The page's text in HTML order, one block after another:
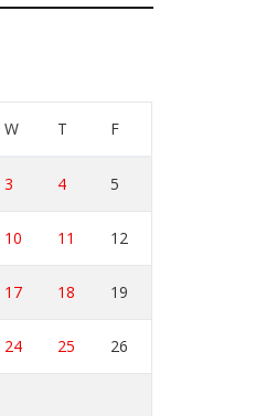
W T F
3 4 5
10 11 12
17 18 19
24 25 26